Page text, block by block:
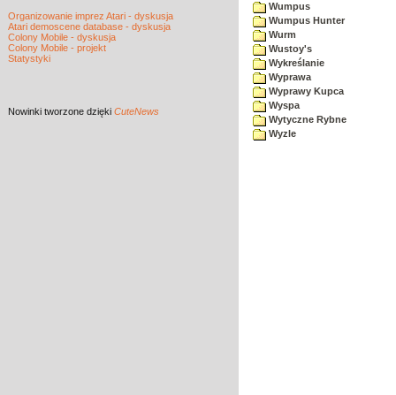
Organizowanie imprez Atari - dyskusja
Atari demoscene database - dyskusja
Colony Mobile - dyskusja
Colony Mobile - projekt
Statystyki
Nowinki tworzone dzięki CuteNews
Wumpus
Wumpus Hunter
Wurm
Wustoy's
Wykreślanie
Wyprawa
Wyprawy Kupca
Wyspa
Wytyczne Rybne
Wyzle